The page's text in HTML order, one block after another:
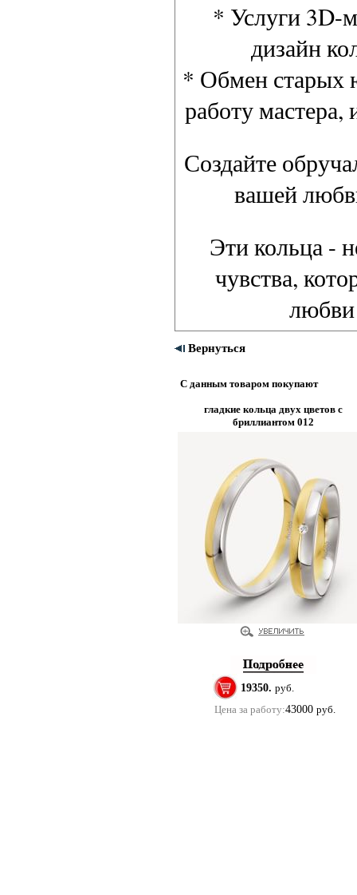
* Услуги 3D-
дизайн
* Обмен старых
работу мастера,
Создайте
вашей
Эти кольца -
чувства,
Вернуться
С данным товаром покупают
гладкие кольца двух цветов с
бриллиантом 012
19350. руб.
Цена за работу:43000 руб.